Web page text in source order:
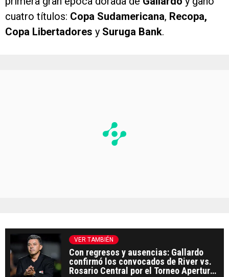
cuatro títulos: Copa Sudamericana, Recopa,
Copa Libertadores y Suruga Bank.
VER TAMBIÉN
Con regresos y ausencias: Gallardo
confirmó los convocados de River vs.
Rosario Central por el Torneo Apertura